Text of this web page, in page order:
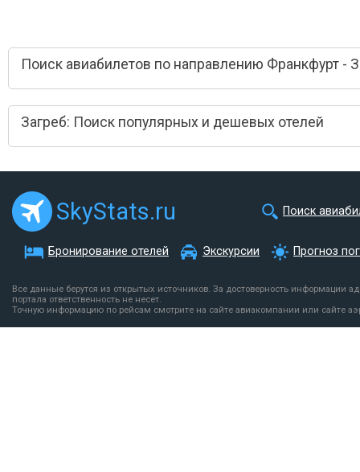
Поиск авиабилетов по направлению Франкфурт -
Загреб: Поиск популярных и дешевых отелей
SkyStats.ru Поиск
Бронирование отелей Экскурсии Прогноз
Все данные берутся из открытых источников. За достоверность информации
портала ответственность не несет.
Точную информацию по рейсам смотрите на сайте авиакомпании или сайте